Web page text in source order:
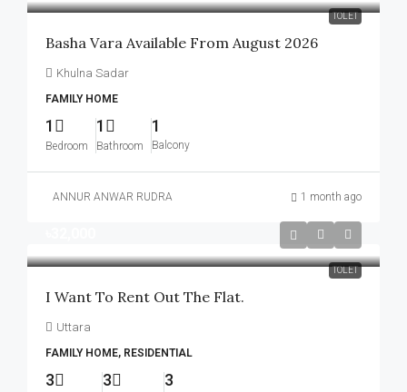
TOLET
Basha Vara Available From August 2026
Khulna Sadar
FAMILY HOME
1
Bedroom
1
Bathroom
1
Balcony
ANNUR ANWAR RUDRA 1 month ago
TOLET
I Want To Rent Out The Flat.
Uttara
FAMILY HOME, RESIDENTIAL
3 3 3